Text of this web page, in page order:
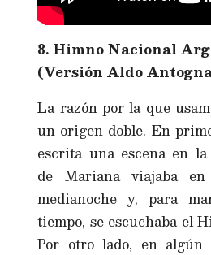
8. Himno Nacional
(Versión Aldo
La razón por la que
un origen doble. En
escrita una escena en
de Mariana viajaba
medianoche y, para
tiempo, se escuchaba el
Por otro lado, en algún